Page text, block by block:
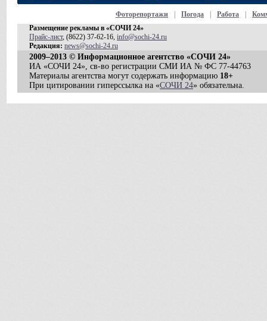
Фоторепортажи Погода Работа
Размещение рекламы в «СОЧИ 24»
Прайс-лист, (8622) 37-62-16, info@sochi-24.ru
Редакция: news@sochi-24.ru
2009–2013 © Информационное агентство «СОЧИ 24»
ИА «СОЧИ 24», св-во регистрации СМИ ИА № ФС 77-44763
Материалы агентства могут содержать информацию 18+
При цитировании гиперссылка на «СОЧИ 24» обязательна.